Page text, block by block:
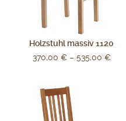
Holzstuhl massiv 1120
370,00 €– 535,00 €